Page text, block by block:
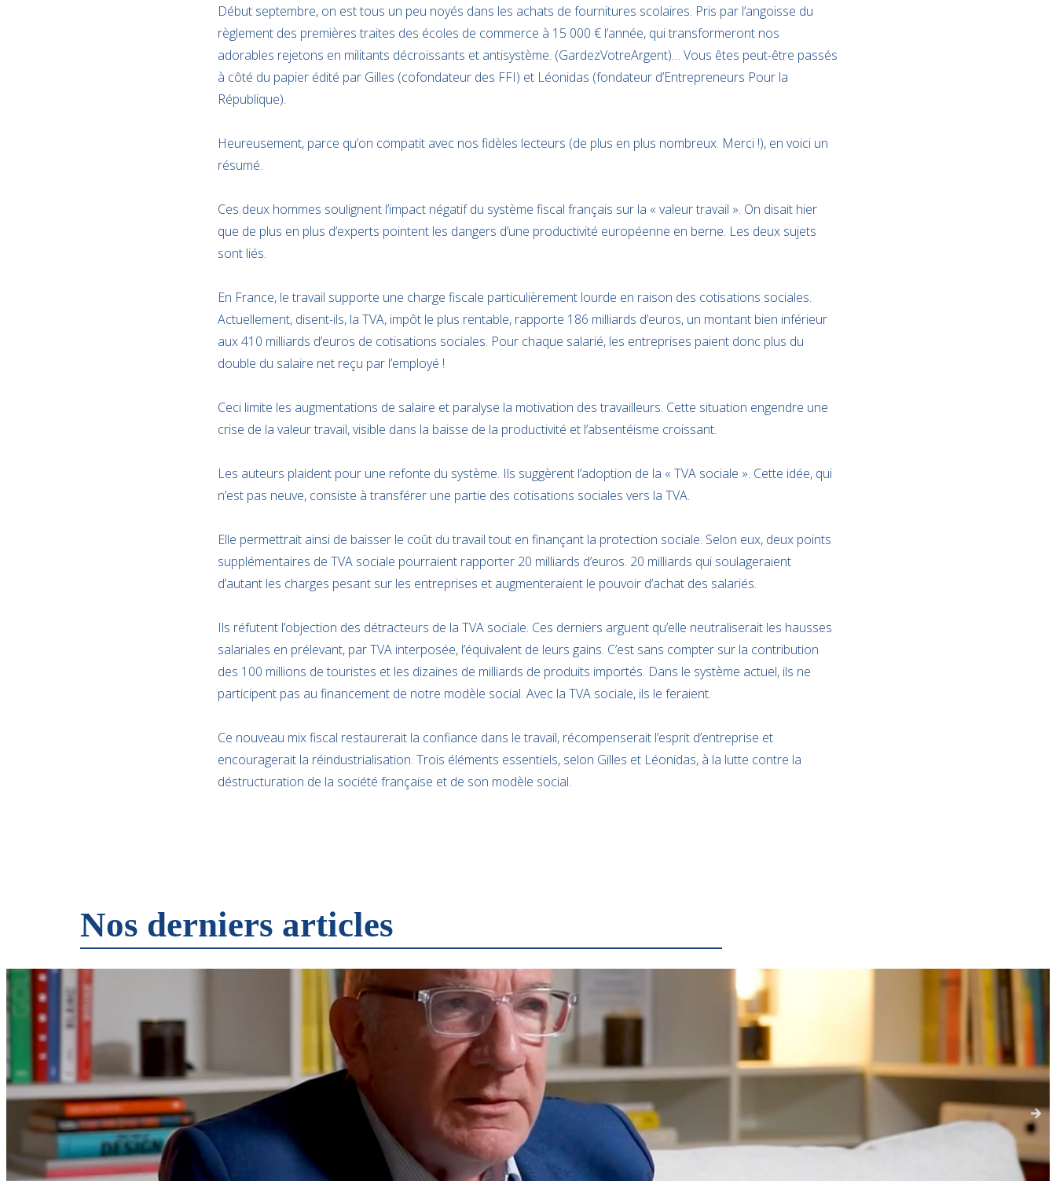
Début septembre, on est tous un peu noyés dans les achats de fournitures scolaires. Pris par l’angoisse du
règlement des premières traites des écoles de commerce à 15 000 € l’année, qui transformeront nos
adorables rejetons en militants décroissants et antisystème. (GardezVotreArgent)… Vous êtes peut-être passés
à côté du papier édité par Gilles (cofondateur des FFI) et Léonidas (fondateur d’Entrepreneurs Pour la
République).
Heureusement, parce qu’on compatit avec nos fidèles lecteurs (de plus en plus nombreux. Merci !), en voici un
résumé.
Ces deux hommes soulignent l’impact négatif du système fiscal français sur la « valeur travail ». On disait hier
que de plus en plus d’experts pointent les dangers d’une productivité européenne en berne. Les deux sujets
sont liés.
En France, le travail supporte une charge fiscale particulièrement lourde en raison des cotisations sociales.
Actuellement, disent-ils, la TVA, impôt le plus rentable, rapporte 186 milliards d’euros, un montant bien inférieur
aux 410 milliards d’euros de cotisations sociales. Pour chaque salarié, les entreprises paient donc plus du
double du salaire net reçu par l’employé !
Ceci limite les augmentations de salaire et paralyse la motivation des travailleurs. Cette situation engendre une
crise de la valeur travail, visible dans la baisse de la productivité et l’absentéisme croissant.
Les auteurs plaident pour une refonte du système. Ils suggèrent l’adoption de la « TVA sociale ». Cette idée, qui
n’est pas neuve, consiste à transférer une partie des cotisations sociales vers la TVA.
Elle permettrait ainsi de baisser le coût du travail tout en finançant la protection sociale. Selon eux, deux points
supplémentaires de TVA sociale pourraient rapporter 20 milliards d’euros. 20 milliards qui soulageraient
d’autant les charges pesant sur les entreprises et augmenteraient le pouvoir d’achat des salariés.
Ils réfutent l’objection des détracteurs de la TVA sociale. Ces derniers arguent qu’elle neutraliserait les hausses
salariales en prélevant, par TVA interposée, l’équivalent de leurs gains. C’est sans compter sur la contribution
des 100 millions de touristes et les dizaines de milliards de produits importés. Dans le système actuel, ils ne
participent pas au financement de notre modèle social. Avec la TVA sociale, ils le feraient.
Ce nouveau mix fiscal restaurerait la confiance dans le travail, récompenserait l’esprit d’entreprise et
encouragerait la réindustrialisation. Trois éléments essentiels, selon Gilles et Léonidas, à la lutte contre la
déstructuration de la société française et de son modèle social.
Nos derniers articles